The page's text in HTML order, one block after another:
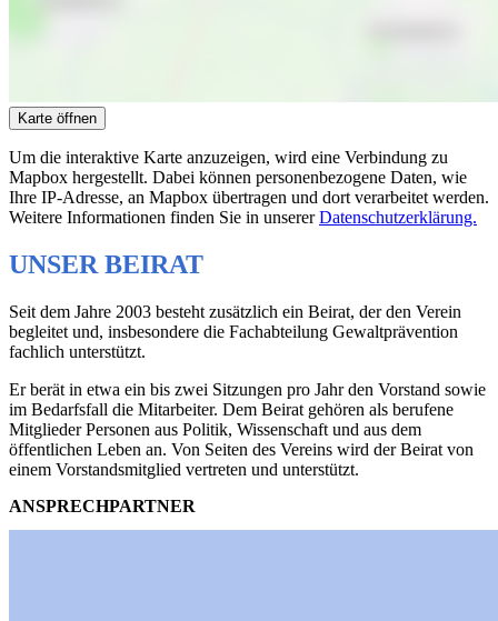
Karte öffnen
Um die interaktive Karte anzuzeigen, wird eine Verbindung zu
Mapbox hergestellt. Dabei können personenbezogene Daten, wie
Ihre IP-Adresse, an Mapbox übertragen und dort verarbeitet werden.
Weitere Informationen finden Sie in unsererDatenschutzerklärung.
UNSER BEIRAT
Seit dem Jahre 2003 besteht zusätzlich ein Beirat, der den Verein
begleitet und, insbesondere die Fachabteilung Gewaltprävention
fachlich unterstützt.
Er berät in etwa ein bis zwei Sitzungen pro Jahr den Vorstand sowie
im Bedarfsfall die Mitarbeiter. Dem Beirat gehören als berufene
Mitglieder Personen aus Politik, Wissenschaft und aus dem
öffentlichen Leben an. Von Seiten des Vereins wird der Beirat von
einem Vorstandsmitglied vertreten und unterstützt.
ANSPRECHPARTNER